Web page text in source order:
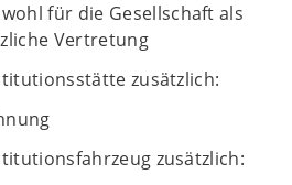
für die Gesellschaft als
Vertretung
zusätzlich:
zusätzlich: